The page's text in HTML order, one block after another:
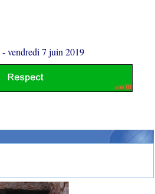
-vendredi 7 juin 2019